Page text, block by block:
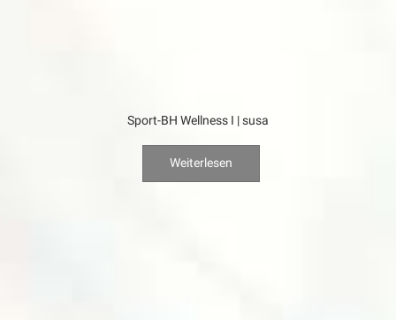
Sport-BH Wellness I | susa
Weiterlesen